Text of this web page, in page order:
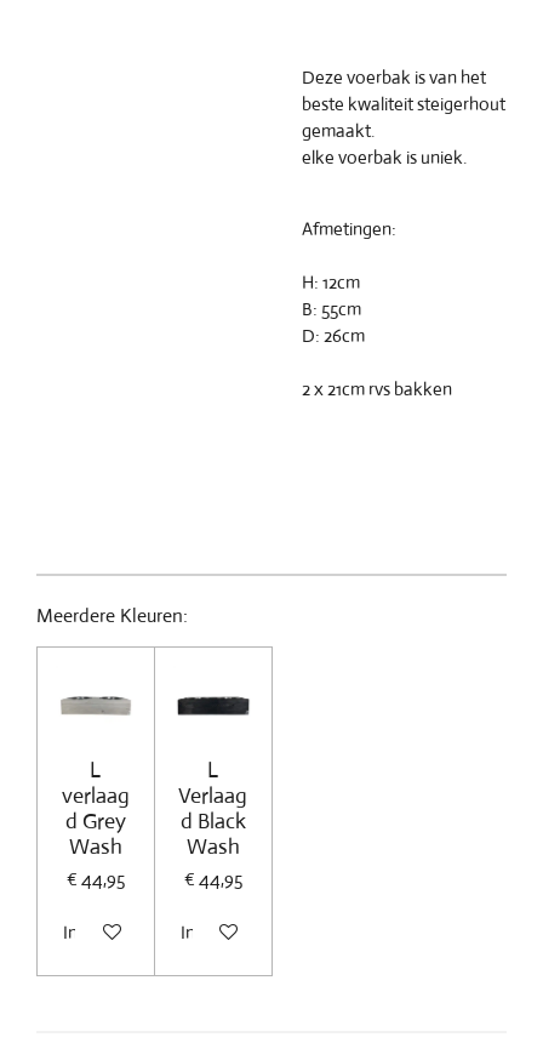
Deze voerbak is van het
beste kwaliteit steigerhout
gemaakt.
elke voerbak is uniek.
Afmetingen:
H: 12cm
B: 55cm
D: 26cm
2 x 21cm rvs bakken
Meerdere Kleuren:
L
verlaag
d Grey
Wash
€ 44,95
In winkelwagen
L
Verlaag
d Black
Wash
€ 44,95
In winkelwagen